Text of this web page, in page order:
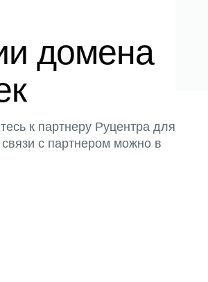
домена
к партнеру Руцентра для
с партнером можно в